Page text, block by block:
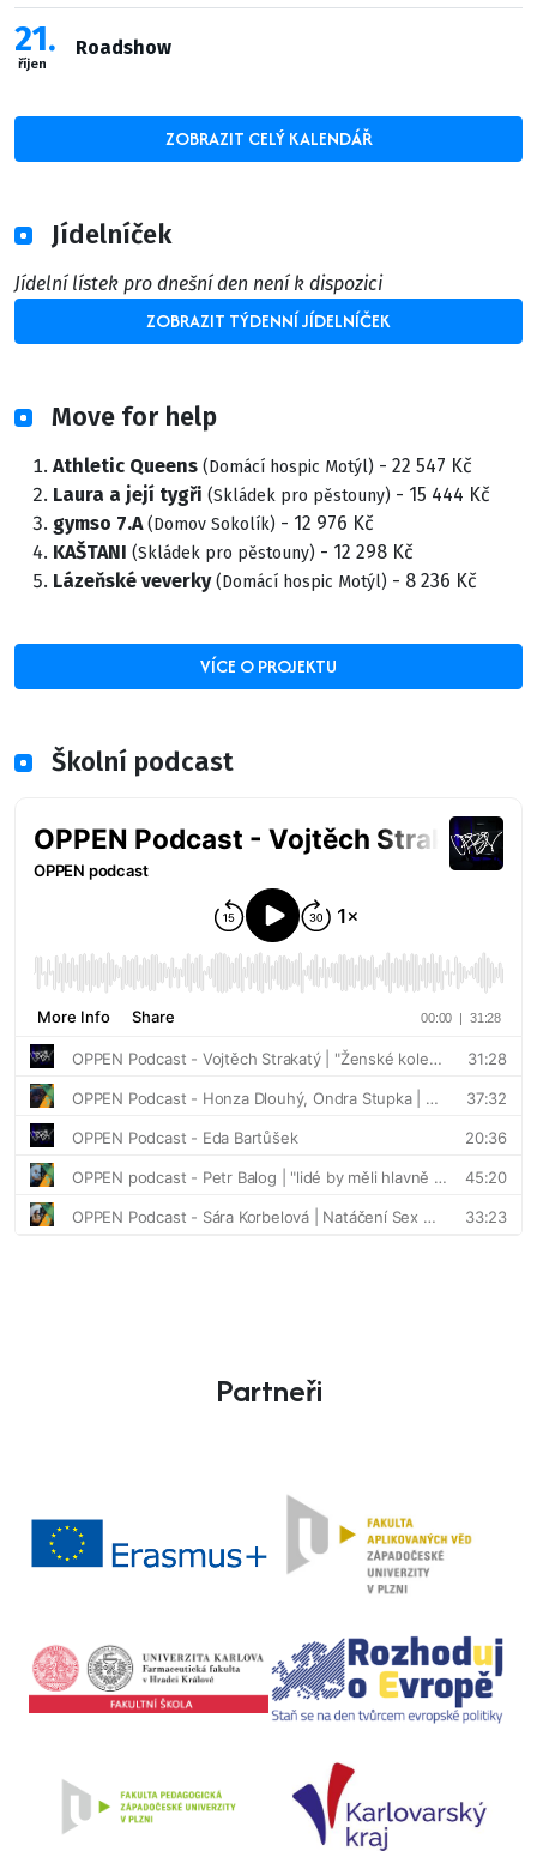
21
říjen
Roadshow
ZOBRAZIT CELÝ KALENDÁŘ
Jídelníček
Jídelní lístek pro dnešní den není k dispozici
ZOBRAZIT TÝDENNÍ JÍDELNÍČEK
Move for help
Athletic Queens (Domácí hospic Motýl) - 22 547 Kč
Laura a její tygři (Skládek pro pěstouny) - 15 444 Kč
gymso 7.A (Domov Sokolík) - 12 976 Kč
KAŠTANI (Skládek pro pěstouny) - 12 298 Kč
Lázeňské veverky (Domácí hospic Motýl) - 8 236 Kč
VÍCE O PROJEKTU
Školní podcast
Partneři